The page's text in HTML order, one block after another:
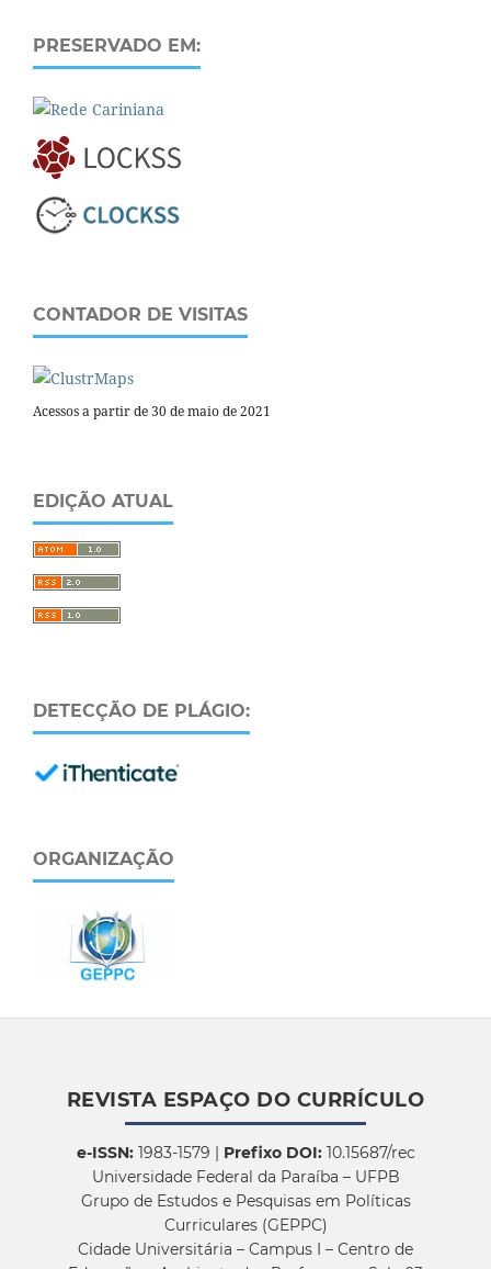
PRESERVADO EM:
CONTADOR DE VISITAS
Acessos a partir de 30 de maio de 2021
EDIÇÃO ATUAL
DETECÇÃO DE PLÁGIO:
ORGANIZAÇÃO
REVISTA ESPAÇO DO CURRÍCULO
e-ISSN:1983-1579 | Prefixo DOI:10.15687/rec
Universidade Federal da Paraíba – UFPB
Grupo de Estudos e Pesquisas em Políticas
Curriculares (GEPPC)
Cidade Universitária – Campus I – Centro de